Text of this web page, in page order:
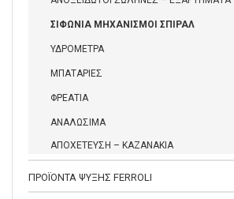
ΣΙΦΩΝΙΑ ΜΗΧΑΝΙΣΜΟΙ ΣΠΙΡΑΛ
ΥΔΡΟΜΕΤΡΑ
ΜΠΑΤΑΡΙΕΣ
ΦΡΕΑΤΙΑ
ΑΝΑΛΩΣΙΜΑ
ΑΠΟΧΕΤΕΥΣΗ – ΚΑΖΑΝΑΚΙΑ
ΠΡΟΪΟΝΤΑ ΨΥΞΗΣ FERROLI